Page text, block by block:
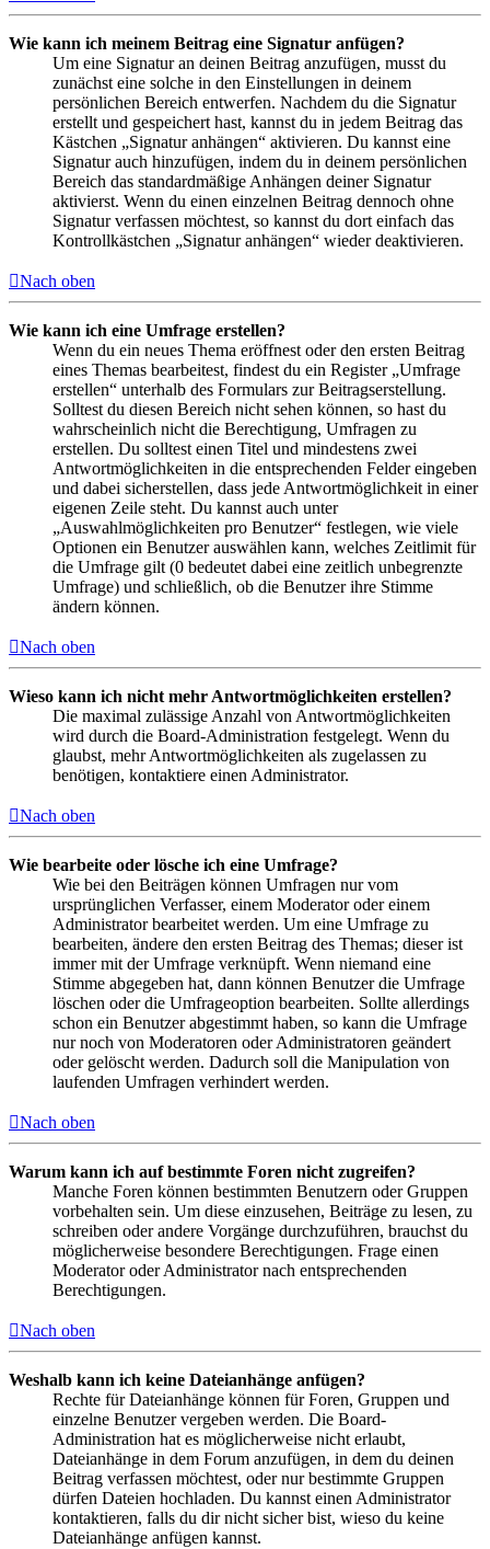
Wie kann ich meinem Beitrag eine Signatur anfügen?
Um eine Signatur an deinen Beitrag anzufügen, musst du
zunächst eine solche in den Einstellungen in deinem
persönlichen Bereich entwerfen. Nachdem du die Signatur
erstellt und gespeichert hast, kannst du in jedem Beitrag das
Kästchen „Signatur anhängen“ aktivieren. Du kannst eine
Signatur auch hinzufügen, indem du in deinem persönlichen
Bereich das standardmäßige Anhängen deiner Signatur
aktivierst. Wenn du einen einzelnen Beitrag dennoch ohne
Signatur verfassen möchtest, so kannst du dort einfach das
Kontrollkästchen „Signatur anhängen“ wieder deaktivieren.
Nach oben
Wie kann ich eine Umfrage erstellen?
Wenn du ein neues Thema eröffnest oder den ersten Beitrag
eines Themas bearbeitest, findest du ein Register „Umfrage
erstellen“ unterhalb des Formulars zur Beitragserstellung.
Solltest du diesen Bereich nicht sehen können, so hast du
wahrscheinlich nicht die Berechtigung, Umfragen zu
erstellen. Du solltest einen Titel und mindestens zwei
Antwortmöglichkeiten in die entsprechenden Felder eingeben
und dabei sicherstellen, dass jede Antwortmöglichkeit in einer
eigenen Zeile steht. Du kannst auch unter
„Auswahlmöglichkeiten pro Benutzer“ festlegen, wie viele
Optionen ein Benutzer auswählen kann, welches Zeitlimit für
die Umfrage gilt (0 bedeutet dabei eine zeitlich unbegrenzte
Umfrage) und schließlich, ob die Benutzer ihre Stimme
ändern können.
Nach oben
Wieso kann ich nicht mehr Antwortmöglichkeiten erstellen?
Die maximal zulässige Anzahl von Antwortmöglichkeiten
wird durch die Board-Administration festgelegt. Wenn du
glaubst, mehr Antwortmöglichkeiten als zugelassen zu
benötigen, kontaktiere einen Administrator.
Nach oben
Wie bearbeite oder lösche ich eine Umfrage?
Wie bei den Beiträgen können Umfragen nur vom
ursprünglichen Verfasser, einem Moderator oder einem
Administrator bearbeitet werden. Um eine Umfrage zu
bearbeiten, ändere den ersten Beitrag des Themas; dieser ist
immer mit der Umfrage verknüpft. Wenn niemand eine
Stimme abgegeben hat, dann können Benutzer die Umfrage
löschen oder die Umfrageoption bearbeiten. Sollte allerdings
schon ein Benutzer abgestimmt haben, so kann die Umfrage
nur noch von Moderatoren oder Administratoren geändert
oder gelöscht werden. Dadurch soll die Manipulation von
laufenden Umfragen verhindert werden.
Nach oben
Warum kann ich auf bestimmte Foren nicht zugreifen?
Manche Foren können bestimmten Benutzern oder Gruppen
vorbehalten sein. Um diese einzusehen, Beiträge zu lesen, zu
schreiben oder andere Vorgänge durchzuführen, brauchst du
möglicherweise besondere Berechtigungen. Frage einen
Moderator oder Administrator nach entsprechenden
Berechtigungen.
Nach oben
Weshalb kann ich keine Dateianhänge anfügen?
Rechte für Dateianhänge können für Foren, Gruppen und
einzelne Benutzer vergeben werden. Die Board-
Administration hat es möglicherweise nicht erlaubt,
Dateianhänge in dem Forum anzufügen, in dem du deinen
Beitrag verfassen möchtest, oder nur bestimmte Gruppen
dürfen Dateien hochladen. Du kannst einen Administrator
kontaktieren, falls du dir nicht sicher bist, wieso du keine
Dateianhänge anfügen kannst.